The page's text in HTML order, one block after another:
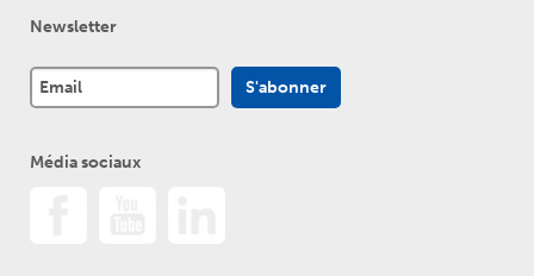
Newsletter
Média sociaux